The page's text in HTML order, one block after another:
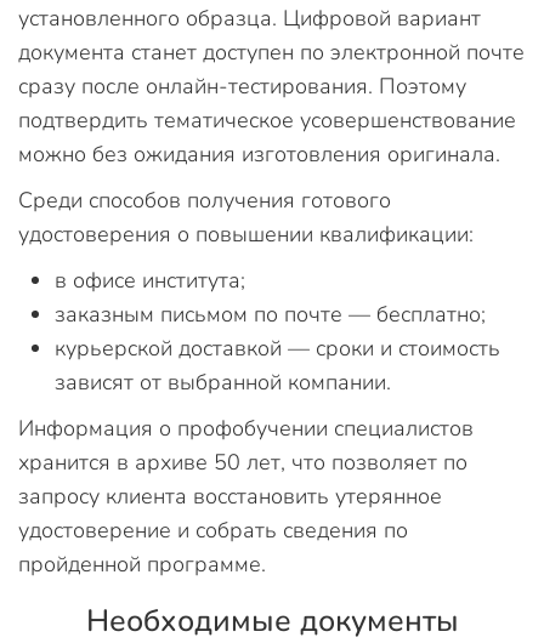
установленного образца. Цифровой вариант
документа станет доступен по электронной почте
сразу после онлайн-тестирования. Поэтому
подтвердить тематическое усовершенствование
можно без ожидания изготовления оригинала.
Среди способов получения готового
удостоверения о повышении квалификации:
в офисе института;
заказным письмом по почте — бесплатно;
курьерской доставкой — сроки и стоимость
зависят от выбранной компании.
Информация о профобучении специалистов
хранится в архиве 50 лет, что позволяет по
запросу клиента восстановить утерянное
удостоверение и собрать сведения по
пройденной программе.
Необходимые документы